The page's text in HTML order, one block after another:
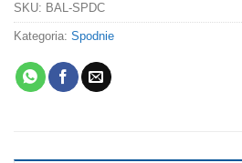
SKU: BAL-SPDC
Kategoria: Spodnie